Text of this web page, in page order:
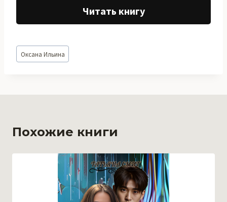
Читать книгу
Метки
записи:
Оксана Ильина
Похожие книги